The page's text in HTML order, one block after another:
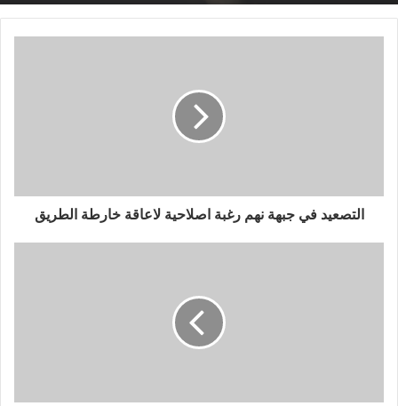
التصعيد في جبهة نهم رغبة اصلاحية لاعاقة خارطة الطريق